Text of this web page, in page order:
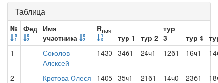
Таблица
№ Фед Имя
участника
Rнач
тур 1 тур 2
тур
3
тур 4
1
Соколов
Алексей
1430 34б1 24ч1 12б1 16ч1
2 Кротова Олеся 1405 35ч1 21б1 14ч0 23б1